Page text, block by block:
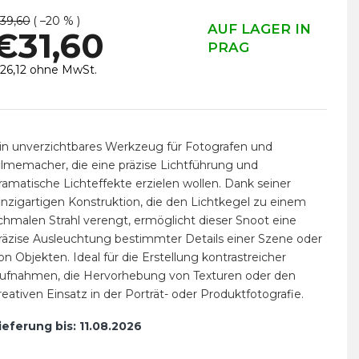
( –20 % )
AUF LAGER IN
PRAG
ohne MwSt.
bis: 11.08.2026
unverzichtbares Werkzeug für Fotografen und
die eine präzise Lichtführung und
Lichteffekte erzielen wollen. Dank seiner
Konstruktion, die den Lichtkegel zu einem
Strahl verengt, ermöglicht dieser Snoot eine
Ausleuchtung bestimmter Details einer Szene oder
Objekten. Ideal für die Erstellung kontrastreicher
die Hervorhebung von Texturen oder den
Einsatz in der Porträt- oder Produktfotografie.